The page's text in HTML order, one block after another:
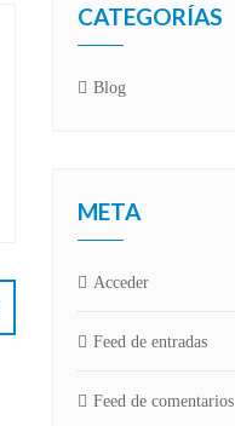
CATEGORÍAS
Blog
META
Acceder
Feed de entradas
Feed de comentarios